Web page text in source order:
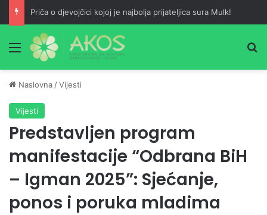
Priča o djevojčici kojoj je najbolja prijateljica sura Mulk!
Meni
Naslovna /Vijesti
Vijesti
Predstavljen program
manifestacije “Odbrana BiH
– Igman 2025”: Sjećanje,
ponos i poruka mladima